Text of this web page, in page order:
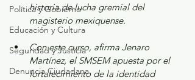
Política y Gobierno
Educación y Cultura
Seguridad y Justicia
Denuncia Ciudadana
historia de lucha gremial del
magisterio mexiquense.
Con este curso, afirma Jenaro
Martínez, el SMSEM apuesta por el
fortalecimiento de la identidad